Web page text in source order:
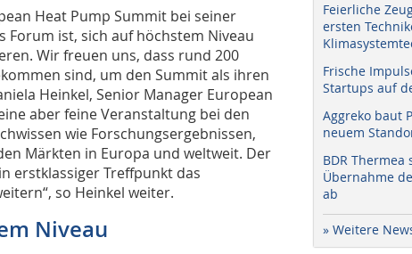
Heat Pump Summit bei seiner
Forum ist, sich auf höchstem Niveau
Wir freuen uns, dass rund 200
sind, um den Summit als ihren
Heinkel, Senior Manager European
aber feine Veranstaltung bei den
wie Forschungsergebnissen,
Märkten in Europa und weltweit. Der
erstklassiger Treffpunkt das
so Heinkel weiter.
Niveau
Feierliche
ersten
Frische
Startups auf
Aggreko baut
neuem
BDR
Übernahme
ab
» Weitere